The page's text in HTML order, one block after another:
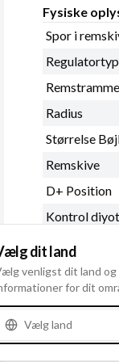
Fysiske
Spor i
Radius
Størrelse
Remskive
D+ Position
Kontrol
Radius 2
Se mere
dit land
venligst dit land og
for dit
Vælg land